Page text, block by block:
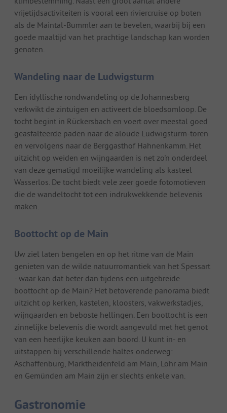
vrijetijdsactiviteiten is vooral een riviercruise op boten
als de Maintal-Bummler aan te bevelen, waarbij bij een
goede maaltijd van het prachtige landschap kan worden
genoten.
Wandeling naar de Ludwigsturm
Een idyllische rondwandeling op de Johannesberg
verkwikt de zintuigen en activeert de bloedsomloop. De
tocht begint in Rückersbach en voert over meestal goed
geasfalteerde paden naar de aloude Ludwigsturm-toren
en vervolgens naar de Berggasthof Hahnenkamm. Het
uitzicht op weiden en wijngaarden is net zo'n onderdeel
van deze gematigd moeilijke wandeling als kasteel
Wasserlos. De tocht biedt vele zeer goede fotomotieven
die de wandeltocht tot een indrukwekkende belevenis
maken.
Boottocht op de Main
Uw ziel laten bengelen en op het ritme van de Main
genieten van de wilde natuurromantiek van het Spessart
- waar kan dat beter dan tijdens een uitgebreide
boottocht op de Main? Het betoverende panorama biedt
uitzicht op kerken, kastelen, kloosters, vakwerkstadjes,
wijngaarden en beboste hellingen. Een boottocht is een
zinnelijke belevenis die wordt aangevuld met het genot
van een heerlijke keuken aan boord. U kunt in- en
uitstappen bij verschillende haltes onderweg:
Aschaffenburg, Marktheidenfeld am Main, Lohr am Main
en Gemünden am Main zijn er slechts enkele van.
Gastronomie